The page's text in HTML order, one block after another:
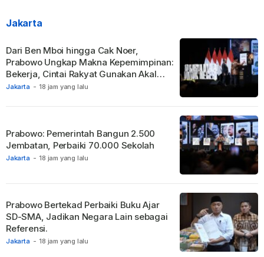
Jakarta
Jakarta - 18 jam yang lalu
Dari Ben Mboi hingga Cak Noer,
Prabowo Ungkap Makna Kepemimpinan:
Bekerja, Cintai Rakyat Gunakan Akal
Sehat.
Jakarta - 18 jam yang lalu
Prabowo: Pemerintah Bangun 2.500
Jembatan, Perbaiki 70.000 Sekolah
Jakarta - 18 jam yang lalu
Prabowo Bertekad Perbaiki Buku Ajar
SD-SMA, Jadikan Negara Lain sebagai
Referensi.